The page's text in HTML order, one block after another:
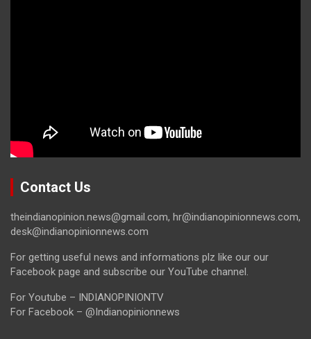
Contact Us
theindianopinion.news@gmail.com, hr@indianopinionnews.com,
desk@indianopinionnews.com
For getting useful news and informations plz like our our
Facebook page and subscribe our YouTube channel.
For Youtube – INDIANOPINIONTV
For Facebook – @Indianopinionnews